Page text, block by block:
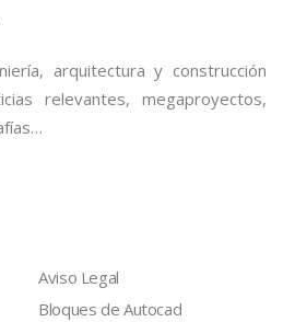
arquitectura y construcción
relevantes, megaproyectos,
Aviso Legal
Bloques de Autocad